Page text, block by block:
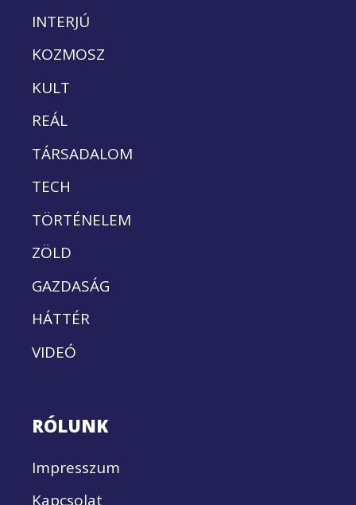
INTERJÚ
KOZMOSZ
KULT
REÁL
TÁRSADALOM
TECH
TÖRTÉNELEM
ZÖLD
GAZDASÁG
HÁTTÉR
VIDEÓ
RÓLUNK
Impresszum
Kapcsolat